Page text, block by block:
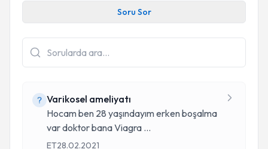
Soru Sor
Varikosel ameliyatı
Hocam ben 28 yaşındayım erken boşalma
var doktor bana Viagra ...
ET28.02.2021